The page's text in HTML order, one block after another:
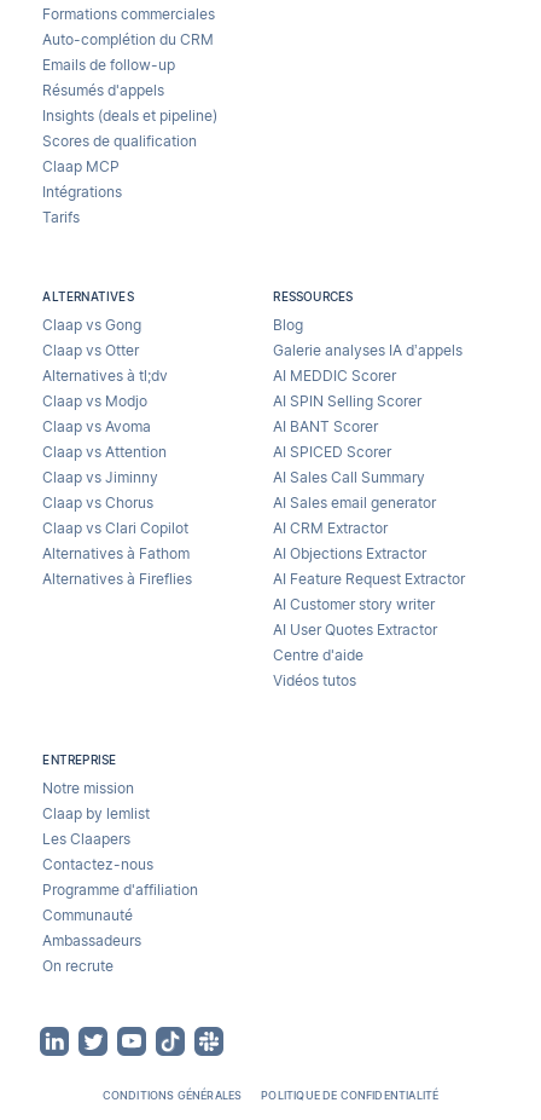
Formations commerciales
Auto-complétion du CRM
Emails de follow-up
Résumés d'appels
Insights (deals et pipeline)
Scores de qualification
Claap MCP
Intégrations
Tarifs
ALTERNATIVES
Claap vs Gong
Claap vs Otter
Alternatives à tl;dv
Claap vs Modjo
Claap vs Avoma
Claap vs Attention
Claap vs Jiminny
Claap vs Chorus
Claap vs Clari Copilot
Alternatives à Fathom
Alternatives à Fireflies
RESSOURCES
Blog
Galerie analyses IA d’appels
AI MEDDIC Scorer
AI SPIN Selling Scorer
AI BANT Scorer
AI SPICED Scorer
AI Sales Call Summary
AI Sales email generator
AI CRM Extractor
AI Objections Extractor
AI Feature Request Extractor
AI Customer story writer
AI User Quotes Extractor
Centre d'aide
Vidéos tutos
ENTREPRISE
Notre mission
Claap by lemlist
Les Claapers
Contactez-nous
Programme d'affiliation
Communauté
Ambassadeurs
On recrute
CONDITIONS GÉNÉRALES POLITIQUE DE CONFIDENTIALITÉ